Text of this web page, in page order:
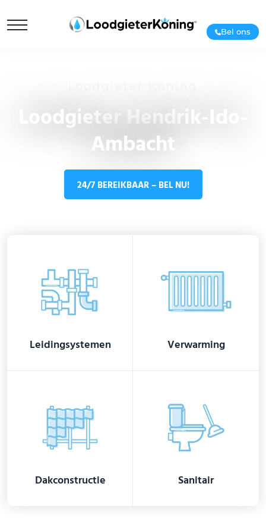
Bel ons
Loodgieter Hendrik-Ido-
Ambacht
24/7 BEREIKBAAR – BEL NU!
Leidingsystemen Verwarming
Dakconstructie Sanitair